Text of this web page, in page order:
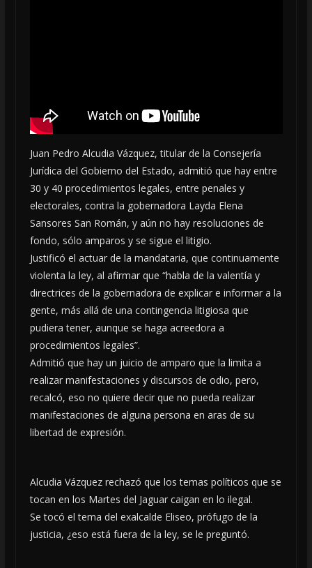
Juan Pedro Alcudia Vázquez, titular de la Consejería
Jurídica del Gobierno del Estado, admitió que hay entre
30 y 40 procedimientos legales, entre penales y
electorales, contra la gobernadora Layda Elena
Sansores San Román, y aún no hay resoluciones de
fondo, sólo amparos y se sigue el litigio.
Justificó el actuar de la mandataria, que continuamente
violenta la ley, al afirmar que “habla de la valentía y
directrices de la gobernadora de explicar e informar a la
gente, más allá de una contingencia litigiosa que
pudiera tener, aunque se haga acreedora a
procedimientos legales”.
Admitió que hay un juicio de amparo que la limita a
realizar manifestaciones y discursos de odio, pero,
recalcó, eso no quiere decir que no pueda realizar
manifestaciones de alguna persona en aras de su
libertad de expresión.
Alcudia Vázquez rechazó que los temas políticos que se
tocan en los Martes del Jaguar caigan en lo ilegal.
Se tocó el tema del exalcalde Eliseo, prófugo de la
justicia, ¿eso está fuera de la ley, se le preguntó.